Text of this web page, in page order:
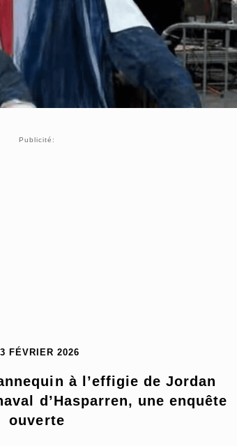
Publicité:
FÉVRIER 2026
à l’effigie de Jordan
d’Hasparren, une enquête
ouverte